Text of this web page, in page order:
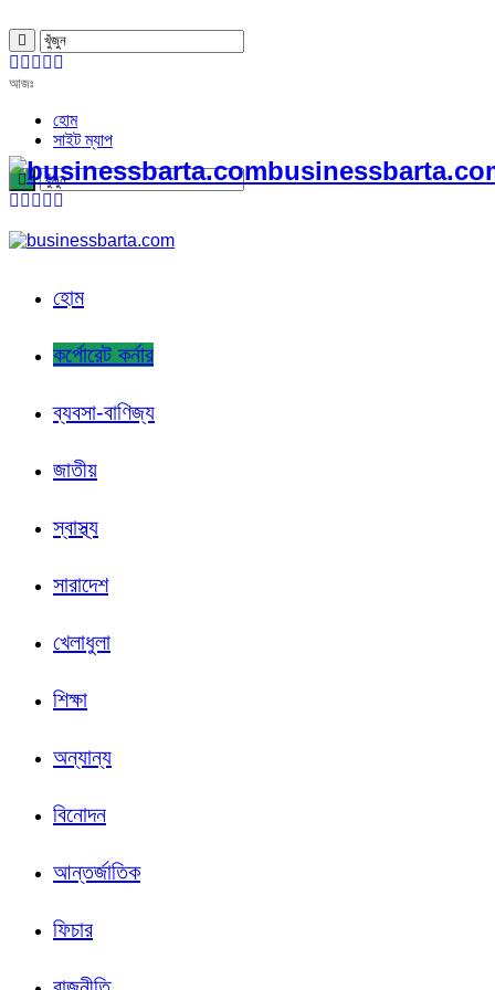
আজঃ
হোম
সাইট ম্যাপ
হোম
কর্পোরেট কর্নার
ব্যবসা-বাণিজ্য
জাতীয়
স্বাস্থ্য
সারাদেশ
খেলাধুলা
শিক্ষা
অন্যান্য
বিনোদন
আন্তর্জাতিক
ফিচার